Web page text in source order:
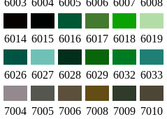
6003 6004 6005 6006 6007 6008
6014 6015 6016 6017 6018 6019
6026 6027 6028 6029 6032 6033
7004 7005 7006 7008 7009 7010